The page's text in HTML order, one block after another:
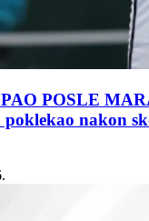
POSLE
nakon